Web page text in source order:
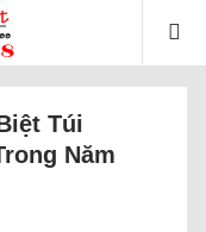
Túi
Năm